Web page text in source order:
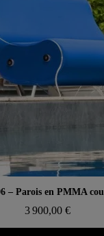
Aperçu rapide
3 900,00 €